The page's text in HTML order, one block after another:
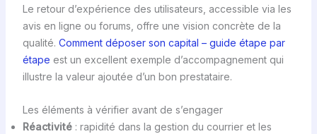
Le retour d’expérience des utilisateurs, accessible via les
avis en ligne ou forums, offre une vision concrète de la
qualité. Comment déposer son capital – guide étape par
étape est un excellent exemple d’accompagnement qui
illustre la valeur ajoutée d’un bon prestataire.
Les éléments à vérifier avant de s’engager
Réactivité: rapidité dans la gestion du courrier et les